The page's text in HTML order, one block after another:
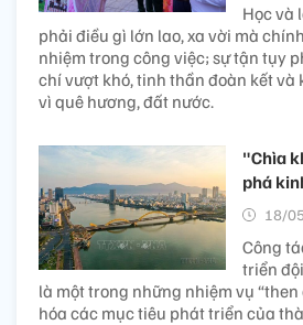
Học và
phải điều gì lớn lao, xa vời mà
nhiệm trong công việc; sự tận tụy
chí vượt khó, tinh thần đoàn kết và
vì quê hương, đất nước.
"Chìa
phá
18/
Công
triển
là một trong những nhiệm vụ
hóa các mục tiêu phát triển của